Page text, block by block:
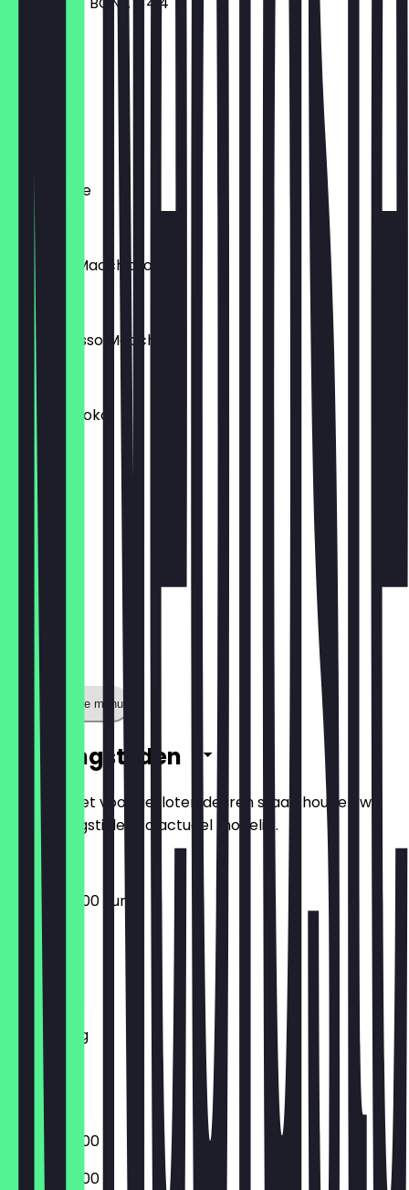
Milchkaffee
€ 4,20
Espresso Macchiato
Dbl. Espresso Macchiato
€ 4,40
Heisse Schoko
€ 4,70
Toon volledige menu
Openingstijden
Zodat je niet voor gesloten deuren staat, houden we
de openingstijden zo actueel mogelijk.
07:30 - 20:00 uur
Maandag
Dinsdag
Woensdag
Donderdag
Vrijdag
Zaterdag
Zondag
07:30 - 20:00
07:30 - 20:00